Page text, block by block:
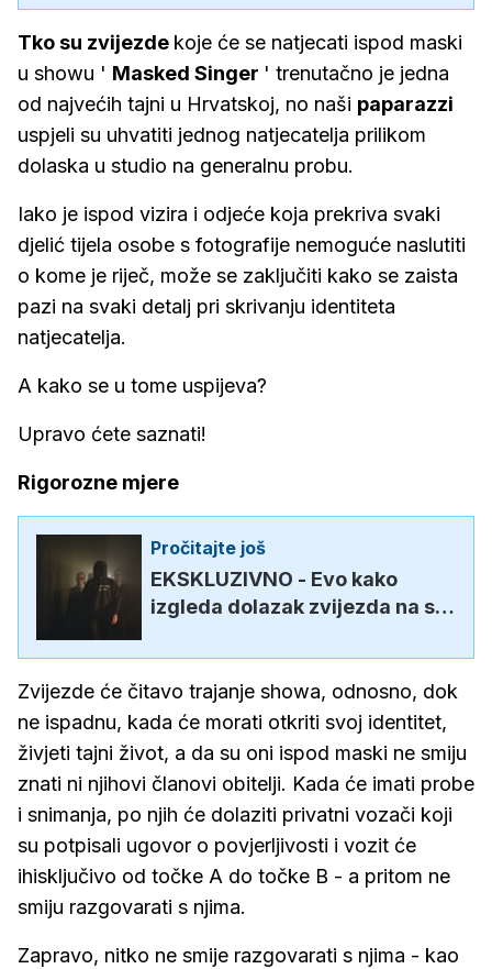
7 ljudi u...
Tko su zvijezde koje će se natjecati ispod maski
u showu ' Masked Singer ' trenutačno je jedna
od najvećih tajni u Hrvatskoj, no naši paparazzi
uspjeli su uhvatiti jednog natjecatelja prilikom
dolaska u studio na generalnu probu.
Iako je ispod vizira i odjeće koja prekriva svaki
djelić tijela osobe s fotografije nemoguće naslutiti
o kome je riječ, može se zaključiti kako se zaista
pazi na svaki detalj pri skrivanju identiteta
natjecatelja.
A kako se u tome uspijeva?
Upravo ćete saznati!
Rigorozne mjere
Pročitajte još
EKSKLUZIVNO - Evo kako
izgleda dolazak zvijezda na set
Zvijezde će čitavo trajanje showa, odnosno, dok
ne ispadnu, kada će morati otkriti svoj identitet,
živjeti tajni život, a da su oni ispod maski ne smiju
znati ni njihovi članovi obitelji. Kada će imati probe
i snimanja, po njih će dolaziti privatni vozači koji
su potpisali ugovor o povjerljivosti i vozit će
ihisključivo od točke A do točke B - a pritom ne
smiju razgovarati s njima.
Zapravo, nitko ne smije razgovarati s njima - kao